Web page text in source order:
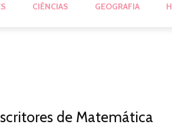
CIÊNCIAS GEOGRAFIA
de Matemática